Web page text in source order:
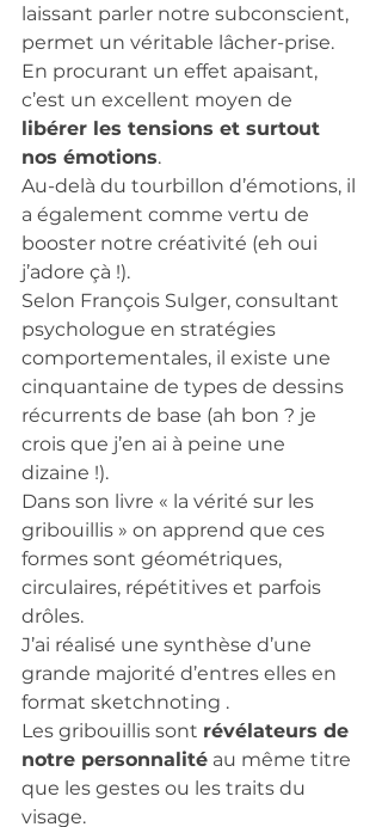
laissant parler notre subconscient,
permet un véritable lâcher-prise.
En procurant un effet apaisant,
c’est un excellent moyen de
libérer les tensions et surtout
nos émotions.
Au-delà du tourbillon d’émotions, il
a également comme vertu de
booster notre créativité (eh oui
j’adore çà !).
Selon François Sulger, consultant
psychologue en stratégies
comportementales, il existe une
cinquantaine de types de dessins
récurrents de base (ah bon ? je
crois que j’en ai à peine une
dizaine !).
Dans son livre « la vérité sur les
gribouillis » on apprend que ces
formes sont géométriques,
circulaires, répétitives et parfois
drôles.
J’ai réalisé une synthèse d’une
grande majorité d’entres elles en
format sketchnoting .
Les gribouillis sont révélateurs de
notre personnalité au même titre
que les gestes ou les traits du
visage.